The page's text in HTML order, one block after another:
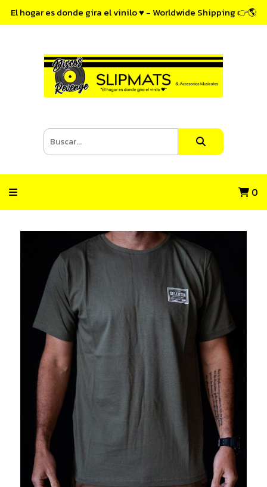
El hogar es donde gira el vinilo ♥ - Worldwide Shipping 👉🌎
0